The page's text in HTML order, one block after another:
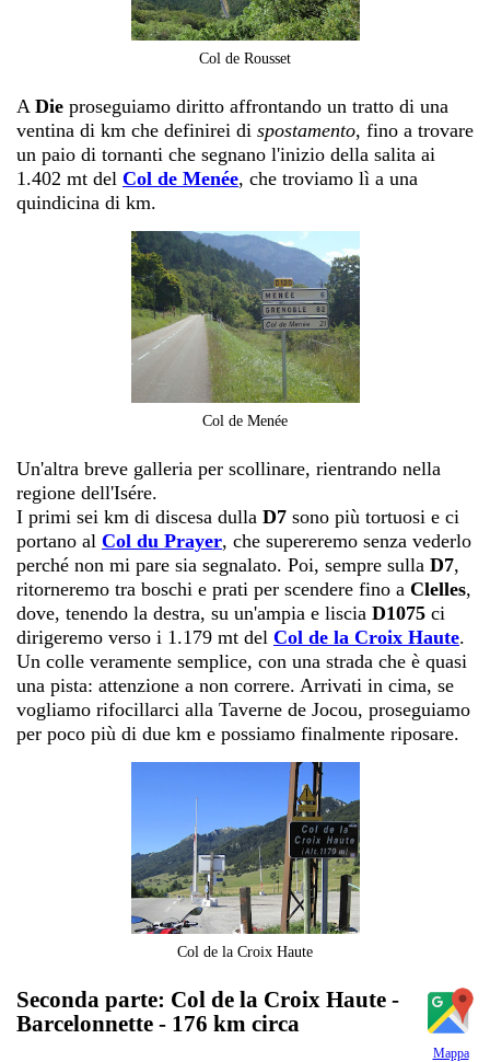
Col de Rousset
A Die proseguiamo diritto affrontando un tratto di una
ventina di km che definirei di spostamento, fino a trovare
un paio di tornanti che segnano l'inizio della salita ai
1.402 mt del Col de Menée, che troviamo lì a una
quindicina di km.
Col de Menée
Un'altra breve galleria per scollinare, rientrando nella
regione dell'Isére.
I primi sei km di discesa dulla D7 sono più tortuosi e ci
portano al Col du Prayer, che supereremo senza vederlo
perché non mi pare sia segnalato. Poi, sempre sulla D7,
ritorneremo tra boschi e prati per scendere fino a Clelles,
dove, tenendo la destra, su un'ampia e liscia D1075 ci
dirigeremo verso i 1.179 mt del Col de la Croix Haute.
Un colle veramente semplice, con una strada che è quasi
una pista: attenzione a non correre. Arrivati in cima, se
vogliamo rifocillarci alla Taverne de Jocou, proseguiamo
per poco più di due km e possiamo finalmente riposare.
Col de la Croix Haute
Mappa
Seconda parte: Col de la Croix Haute -
Barcelonnette - 176 km circa